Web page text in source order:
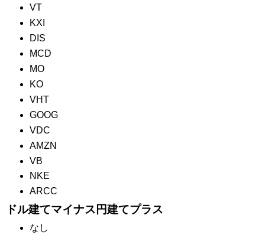
VT
KXI
DIS
MCD
MO
KO
VHT
GOOG
VDC
AMZN
VB
NKE
ARCC
ドル建てマイナス円建てプラス
なし